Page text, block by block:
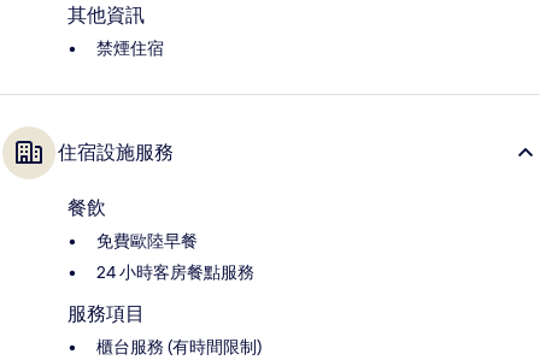
其他資訊
禁煙住宿
住宿設施服務
餐飲
免費歐陸早餐
24 小時客房餐點服務
服務項目
櫃台服務 (有時間限制)